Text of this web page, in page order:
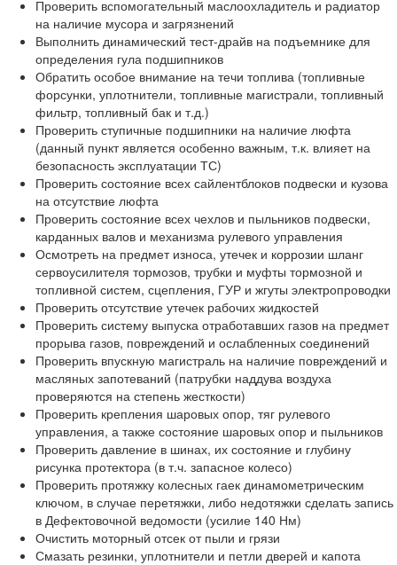
Проверить вспомогательный маслоохладитель и радиатор
на наличие мусора и загрязнений
Выполнить динамический тест-драйв на подъемнике для
определения гула подшипников
Обратить особое внимание на течи топлива (топливные
форсунки, уплотнители, топливные магистрали, топливный
фильтр, топливный бак и т.д.)
Проверить ступичные подшипники на наличие люфта
(данный пункт является особенно важным, т.к. влияет на
безопасность эксплуатации ТС)
Проверить состояние всех сайлентблоков подвески и кузова
на отсутствие люфта
Проверить состояние всех чехлов и пыльников подвески,
карданных валов и механизма рулевого управления
Осмотреть на предмет износа, утечек и коррозии шланг
сервоусилителя тормозов, трубки и муфты тормозной и
топливной систем, сцепления, ГУР и жгуты электропроводки
Проверить отсутствие утечек рабочих жидкостей
Проверить систему выпуска отработавших газов на предмет
прорыва газов, повреждений и ослабленных соединений
Проверить впускную магистраль на наличие повреждений и
масляных запотеваний (патрубки наддува воздуха
проверяются на степень жесткости)
Проверить крепления шаровых опор, тяг рулевого
управления, а также состояние шаровых опор и пыльников
Проверить давление в шинах, их состояние и глубину
рисунка протектора (в т.ч. запасное колесо)
Проверить протяжку колесных гаек динамометрическим
ключом, в случае перетяжки, либо недотяжки сделать запись
в Дефектовочной ведомости (усилие 140 Нм)
Очистить моторный отсек от пыли и грязи
Смазать резинки, уплотнители и петли дверей и капота